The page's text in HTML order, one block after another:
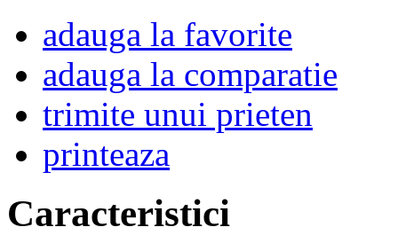
adauga la favorite
adauga la comparatie
trimite unui prieten
printeaza
Caracteristici